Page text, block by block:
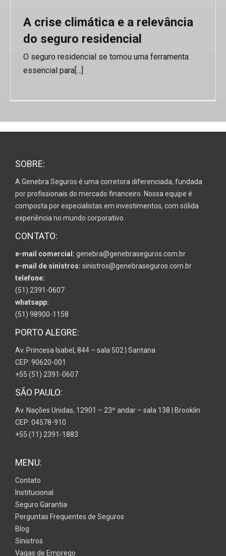
A crise climática e a relevância
do seguro residencial
O seguro residencial se tornou uma ferramenta
essencial para[...]
SOBRE:
A Genebra Seguros é uma corretora diferenciada, fundada
por profissionais do mercado financeiro. Nossa equipe é
composta por especialistas em investimentos, com sólida
experiência no mundo corporativo.
CONTATO:
e-mail comercial: genebra@genebraseguros.com.br
e-mail de sinistros: sinistros@genebraseguros.com.br
telefone:
(51) 2391-0607
whatsapp:
(51) 98900-1158
PORTO ALEGRE:
Av. Princesa Isabel, 844 – sala 502 | Santana
CEP: 90620-001
+55 (51) 2391-0607
SÃO PAULO:
Av. Nações Unidas, 12901 – 23º andar – sala 138 | Brooklin
CEP: 04578-910
+55 (11) 2391-1883
MENU:
Contato
Institucional
Seguro Garantia
Perguntas Frequentes de Seguros
Blog
Sinistros
Vagas de Emprego